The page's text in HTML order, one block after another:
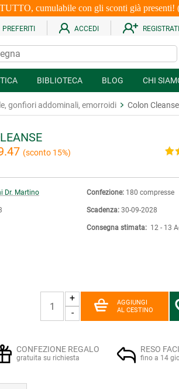
cumulabile con gli sconti già presenti!
PREFERITI ACCEDI REGISTRATI
BIBLIOTECA BLOG CHI
gonfiori addominali, emorroidi Colon Cleanse
(sconto 15%)
Dr. Martino Confezione: 180 compresse
Scadenza: 30-09-2028
Consegna stimata: 12 - 13
+
-
AGGIUNGI
AL CESTINO
CONFEZIONE REGALO
gratuita su richiesta
RESO
fino a 14